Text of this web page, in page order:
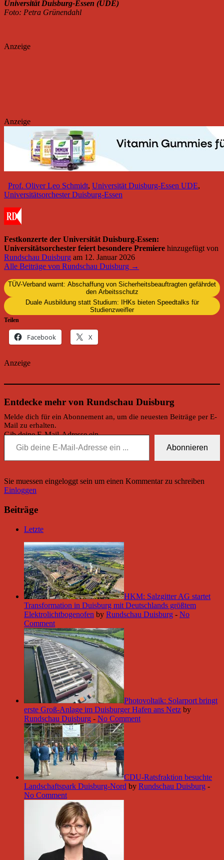
Universität Duisburg-Essen (UDE)
Foto: Petra Grünendahl
Anzeige
Anzeige
Prof. Oliver Leo Schmidt, Universität Duisburg-Essen UDE,
Universitätsorchester Duisburg-Essen
Festkonzerte der Universität Duisburg-Essen:
Universitätsorchester feiert besondere Premiere hinzugefügt von
Rundschau Duisburg am 12. Januar 2026
Alle Beiträge von Rundschau Duisburg →
TÜV-Verband warnt: Abschaffung von Sicherheitsbeauftragten gefährdet
den Arbeitsschutz
Duale Ausbildung statt Studium: IHKs bieten Speedtalks für
Studienzweifler
Teilen
Facebook X
Anzeige
Entdecke mehr von Rundschau Duisburg
Melde dich für ein Abonnement an, um die neuesten Beiträge per E-
Mail zu erhalten.
Gib deine E-Mail-Adresse ein ...
Abonnieren
Sie muessen eingeloggt sein um einen Kommentar zu schreiben
Einloggen
Beiträge
Letzte
HKM: Salzgitter AG startet
Transformation in Duisburg mit Deutschlands größtem
Elektrolichtbogenofen by Rundschau Duisburg - No
Comment
Photovoltaik: Solarport bringt
erste Groß-Anlage im Duisburger Hafen ans Netz by
Rundschau Duisburg - No Comment
CDU-Ratsfraktion besuchte
Landschaftspark Duisburg-Nord by Rundschau Duisburg -
No Comment